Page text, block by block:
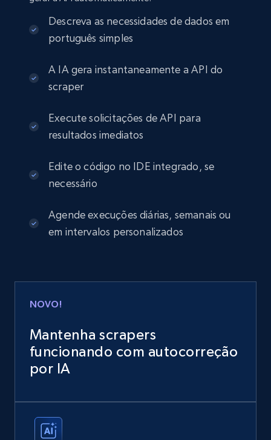
Descreva as necessidades de dados em
português simples
A IA gera instantaneamente a API do
scraper
Execute solicitações de API para
resultados imediatos
Edite o código no IDE integrado, se
necessário
Agende execuções diárias, semanais ou
em intervalos personalizados
NOVO!
Mantenha scrapers
funcionando com autocorreção
por IA